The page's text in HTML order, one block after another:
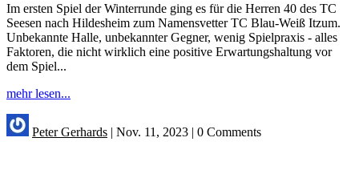
Im ersten Spiel der Winterrunde ging es für die Herren 40 des TC
Seesen nach Hildesheim zum Namensvetter TC Blau-Weiß Itzum.
Unbekannte Halle, unbekannter Gegner, wenig Spielpraxis - alles
Faktoren, die nicht wirklich eine positive Erwartungshaltung vor
dem Spiel...
mehr lesen...
Peter Gerhards | Nov. 11, 2023 | 0 Comments